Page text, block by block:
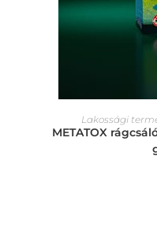
Lakossági
METATOX